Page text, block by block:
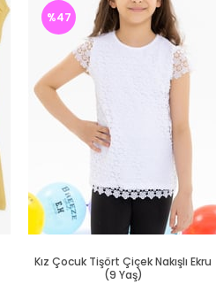
Kız Çocuk Tişört Çiçek Nakışlı Ekru
(9 Yaş)
%47